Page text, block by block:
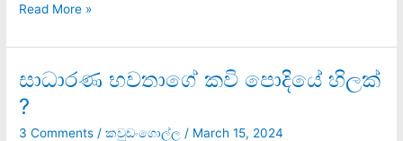
Read More »
සාධාරණ භවතාගේ කවි පොදියේ හිලක්
?
3 Comments /කවුඩංගොල්ල / March 15, 2024
සාධාරණ
කවි
පොදියේ